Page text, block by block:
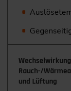
Rauch-/
und Lüftung